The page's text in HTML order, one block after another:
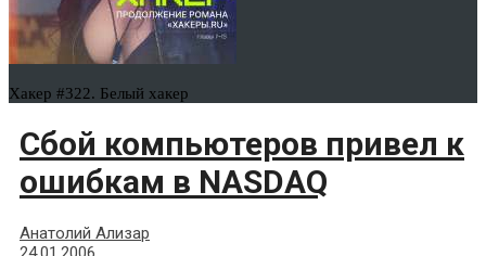
Хакер #322. Белый хакер
Сбой компьютеров привел к
ошибкам в NASDAQ
Анатолий Ализар